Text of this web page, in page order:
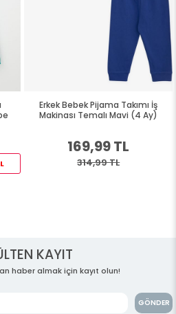
Erkek Bebek Pijama Takımı İş
Makinası Temalı Mavi (4 Ay)
169,99 TL
314,99 TL
KAYIT
haber almak için kayıt olun!
GÖNDER